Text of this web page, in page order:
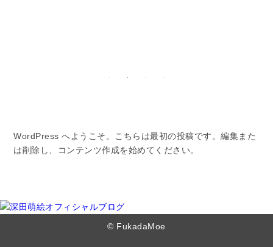
WordPress へようこそ。こちらは最初の投稿です。編集また
は削除し、コンテンツ作成を始めてください。
© FukadaMoe